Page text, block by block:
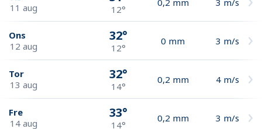
11 aug
12°
Ons
12 aug
32°
12°
0 mm 3 m/s
Tor
13 aug
32°
14°
0,2 mm 4 m/s
Fre
14 aug
33°
14°
0,2 mm 3 m/s